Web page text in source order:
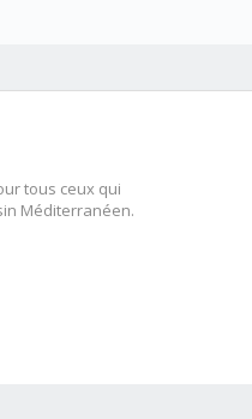
tous ceux qui
Méditerranéen.